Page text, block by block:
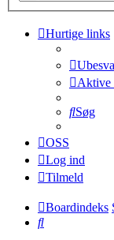
Hurtige links
Aktive
Søg
OSS
Log ind
Tilmeld
Boardindeks
Søg